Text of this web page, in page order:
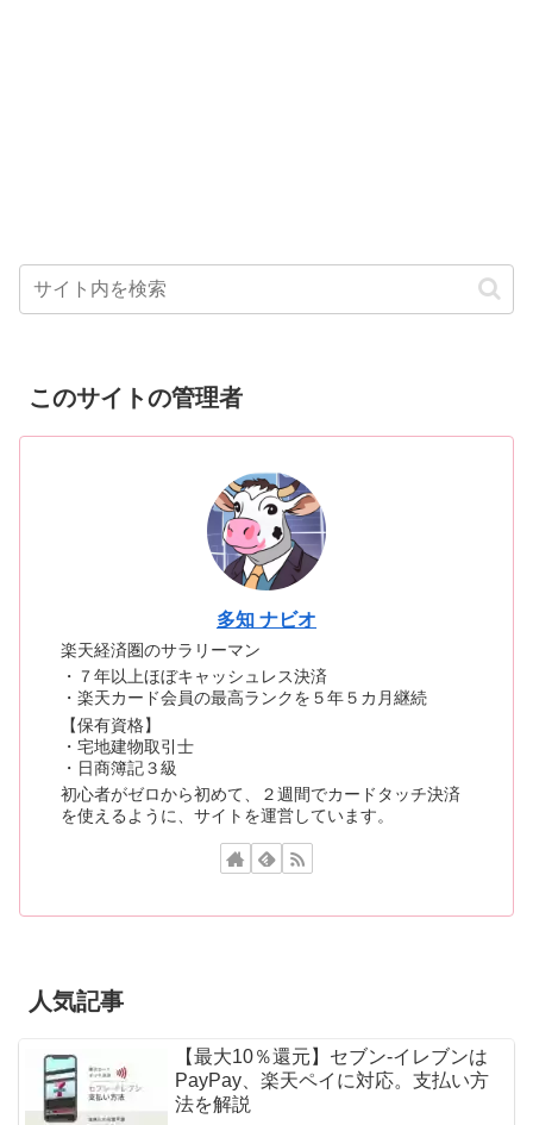
このサイトの管理者
多知 ナビオ
楽天経済圏のサラリーマン
・７年以上ほぼキャッシュレス決済
・楽天カード会員の最高ランクを５年５カ月継続
【保有資格】
・宅地建物取引士
・日商簿記３級
初心者がゼロから初めて、２週間でカードタッチ決済
を使えるように、サイトを運営しています。
人気記事
【最大10％還元】セブン-イレブンは
PayPay、楽天ペイに対応。支払い方
法を解説